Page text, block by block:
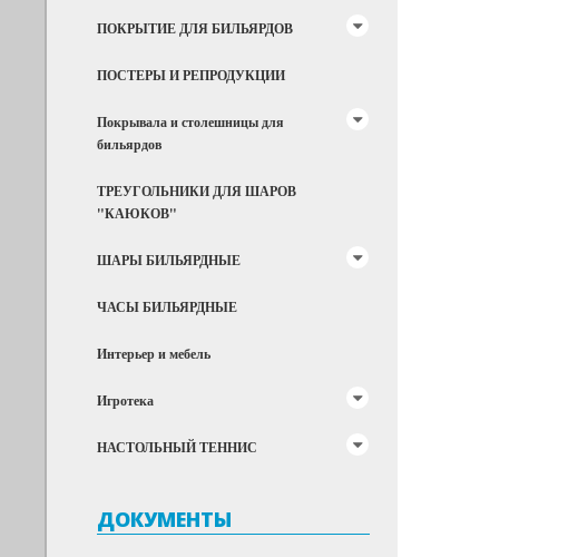
ПОКРЫТИЕ ДЛЯ БИЛЬЯРДОВ
ПОСТЕРЫ И РЕПРОДУКЦИИ
Покрывала и столешницы для
бильярдов
ТРЕУГОЛЬНИКИ ДЛЯ ШАРОВ
"КАЮКОВ"
ШАРЫ БИЛЬЯРДНЫЕ
ЧАСЫ БИЛЬЯРДНЫЕ
Интерьер и мебель
Игротека
НАСТОЛЬНЫЙ ТЕННИС
ДОКУМЕНТЫ